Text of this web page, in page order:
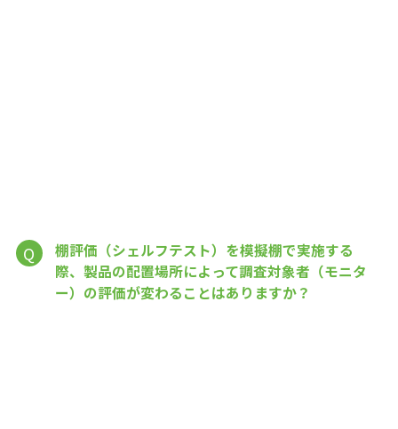
Q
棚評価（シェルフテスト）を模擬棚で実施する
際、製品の配置場所によって調査対象者（モニタ
ー）の評価が変わることはありますか？